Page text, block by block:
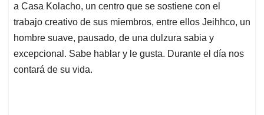
a Casa Kolacho, un centro que se sostiene con el
trabajo creativo de sus miembros, entre ellos Jeihhco, un
hombre suave, pausado, de una dulzura sabia y
excepcional. Sabe hablar y le gusta. Durante el día nos
contará de su vida.